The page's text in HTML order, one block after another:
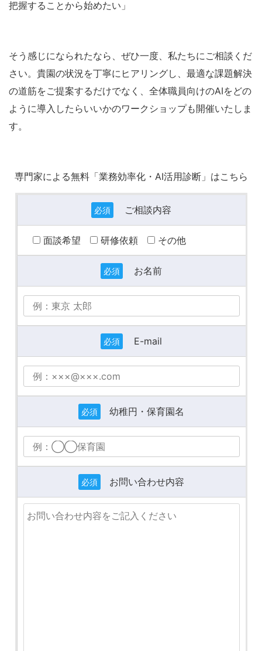
把握することから始めたい」
そう感じになられたなら、ぜひ一度、私たちにご相談くだ
さい。貴園の状況を丁寧にヒアリングし、最適な課題解決
の道筋をご提案するだけでなく、全体職員向けのAIをどの
ように導入したらいいかのワークショップも開催いたしま
す。
専門家による無料「業務効率化・AI活用診断」はこちら
必須 ご相談内容
面談希望 研修依頼 その他
必須 お名前
必須 E-mail
必須 幼稚円・保育園名
必須 お問い合わせ内容